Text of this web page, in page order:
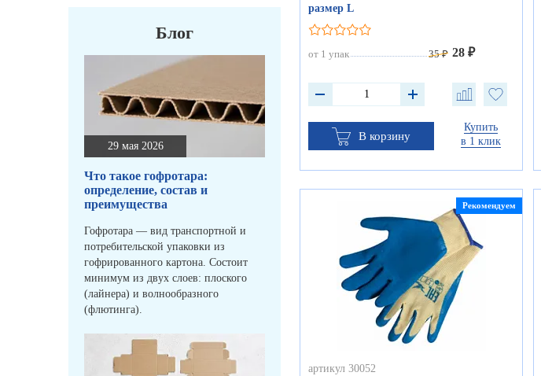
Блог
29 мая 2026
Что такое гофротара:
определение, состав и
преимущества
Гофротара — вид транспортной и
потребительской упаковки из
гофрированного картона. Состоит
минимум из двух слоев: плоского
(лайнера) и волнообразного
(флютинга).
размер L
от 1 упак 35 ₽ 28 ₽
В корзину
Купить
в 1 клик
Рекомендуем
артикул 30052